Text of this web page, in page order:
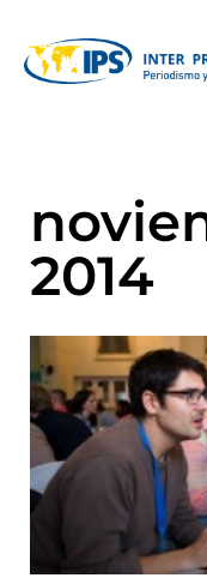
2014